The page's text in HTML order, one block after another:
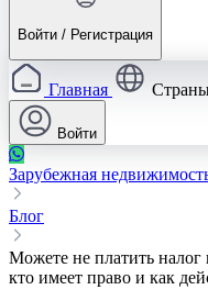
Войти / Регистрация
Главная
Войти
Зарубежная
Блог
Можете не платить
кто имеет право и как